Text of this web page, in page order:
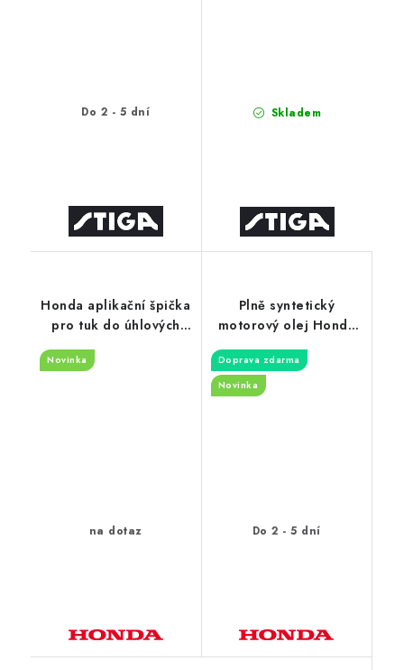
Do 2 - 5 dní Skladem
Honda aplikační špička
pro tuk do úhlových
převodů
Novinka
na dotaz
Plně syntetický
motorový olej Honda
SAE 5W-30 API SL 0,6 l
Doprava zdarma
Novinka
Do 2 - 5 dní